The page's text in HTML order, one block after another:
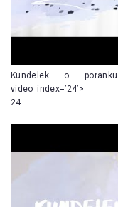
Kundelek o poranku
video_index=’24’>
24